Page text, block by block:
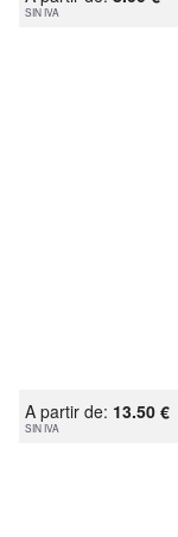
SIN IVA
A partir de: 13.50 €
SIN IVA